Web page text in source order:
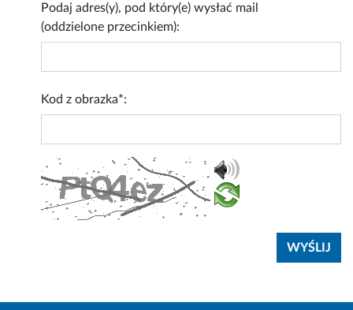
Podaj adres(y), pod który(e) wysłać mail
(oddzielone przecinkiem):
Kod z obrazka*: